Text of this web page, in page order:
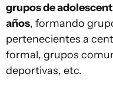
grupos de
años, formando
pertenecientes a
formal, grupos
deportivas, etc.